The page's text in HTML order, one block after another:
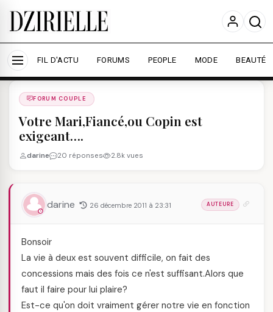
Nous utilisons des cookies pour améliorer votre
expérience et mesurer l'audience.
En savoir plus
Accepter tout Personnaliser
FIL D'ACTU FORUMS PEOPLE MODE BEAUTÉ
Forums
FORUM COUPLE
Votre Mari,Fiancé,ou Copin est
exigeant….
darine 20 réponses 2.8k vues
darine 26 décembre 2011 à 23:31 AUTEURE
Bonsoir
La vie à deux est souvent difficile, on fait des
concessions mais des fois ce n'est suffisant.Alors que
faut il faire pour lui plaire?
Est-ce qu'on doit vraiment gérer notre vie en fonction